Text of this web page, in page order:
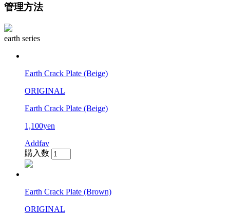
管理方法
earth series
Earth Crack Plate (Beige)
ORIGINAL
Earth Crack Plate (Beige)
1,100yen
Addfav
購入数
Earth Crack Plate (Brown)
ORIGINAL